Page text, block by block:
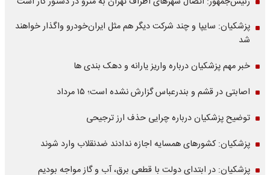
پزشکیان: سایپا و چند شرکت دیگر هم مثل ایران‌خودرو واگذار خواهند
شد
خبر مهم پزشکیان درباره واریز یارانه و دهک بندی ها
اصابتی در قشم و بندرعباس گزارش نشده است؛ ۱۵ مرداد
توضیح پزشکیان درباره چرایی حذف ارز ترجیحی
پزشکیان: کشورهای همسایه اجازه ندادند ضدنقلاب وارد شوند
پزشکیان: در ابتدای دولت با قطعی برق، آب و گاز مواجه بودیم